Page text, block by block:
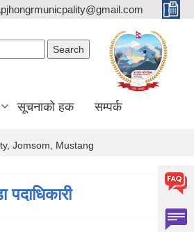
सूचनाको हक सम्पर्क
Jomsom, Mustang
पदाधिकारी